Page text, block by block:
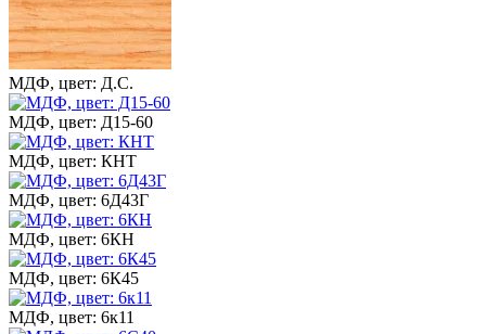
МДФ, цвет: Д.С.
МДФ, цвет: Д15-60
МДФ, цвет: КНТ
МДФ, цвет: 6Д43Г
МДФ, цвет: 6КН
МДФ, цвет: 6К45
МДФ, цвет: 6к11